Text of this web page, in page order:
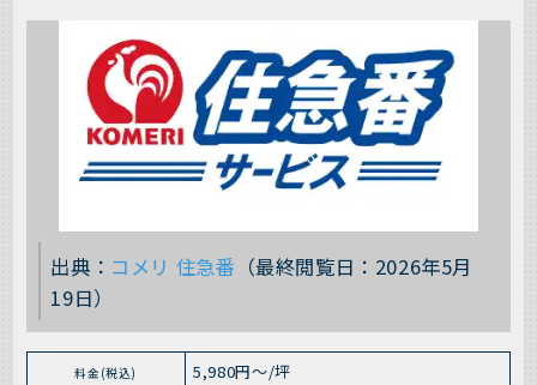
出典： コメリ 住急番 （最終閲覧日：2026年5月
19日）
料金(税込) 5,980円～/坪